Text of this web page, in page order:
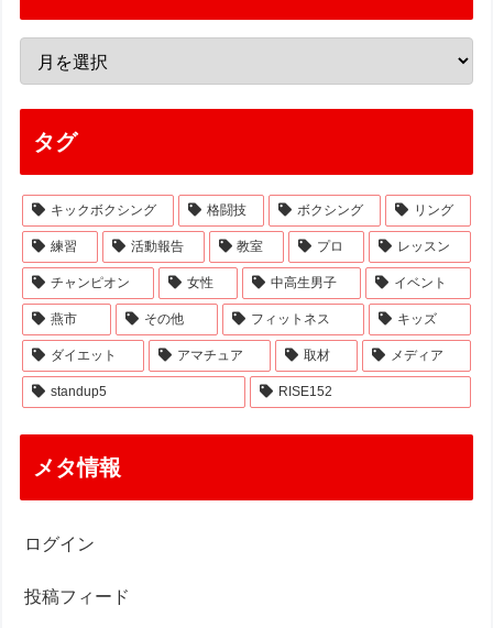
タグ
キックボクシング 格闘技 ボクシング リング
練習 活動報告 教室 プロ レッスン
チャンピオン 女性 中高生男子 イベント
燕市 その他 フィットネス キッズ
ダイエット アマチュア 取材 メディア
standup5 RISE152
メタ情報
ログイン
投稿フィード